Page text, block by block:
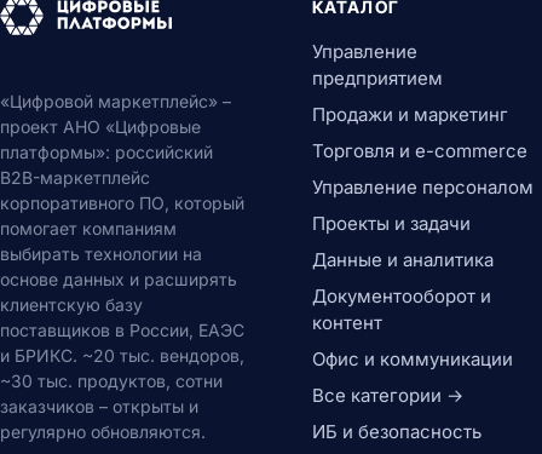
«Цифровой маркетплейс» –
проект АНО «Цифровые
платформы»: российский
B2B-маркетплейс
корпоративного ПО, который
помогает компаниям
выбирать технологии на
основе данных и расширять
клиентскую базу
поставщиков в России, ЕАЭС
и БРИКС. ~20 тыс. вендоров,
~30 тыс. продуктов, сотни
заказчиков – открыты и
регулярно обновляются.
КАТАЛОГ
Управление
предприятием
Продажи и маркетинг
Торговля и e-commerce
Управление персоналом
Проекты и задачи
Данные и аналитика
Документооборот и
контент
Офис и коммуникации
Все категории →
ИБ и безопасность